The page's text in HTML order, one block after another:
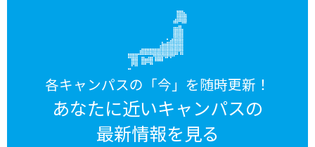
各キャンパスの「今」を随時更新！
あなたに近いキャンパスの
最新情報を見る